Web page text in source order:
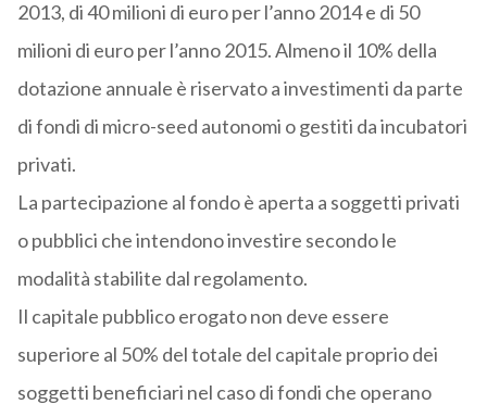
2013, di 40 milioni di euro per l’anno 2014 e di 50
milioni di euro per l’anno 2015. Almeno il 10% della
dotazione annuale è riservato a investimenti da parte
di fondi di micro-seed autonomi o gestiti da incubatori
privati.
La partecipazione al fondo è aperta a soggetti privati
o pubblici che intendono investire secondo le
modalità stabilite dal regolamento.
Il capitale pubblico erogato non deve essere
superiore al 50% del totale del capitale proprio dei
soggetti beneficiari nel caso di fondi che operano